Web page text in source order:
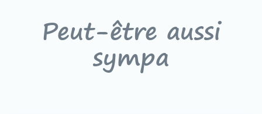
Peut-être aussi
sympa